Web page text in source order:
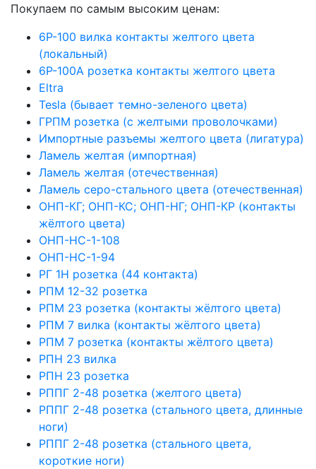
Покупаем по самым высоким ценам:
6Р-100 вилка контакты желтого цвета
(локальный)
6Р-100А розетка контакты желтого цвета
Eltra
Tesla (бывает темно-зеленого цвета)
ГРПМ розетка (с желтыми проволочками)
Импортные разъемы желтого цвета (лигатура)
Ламель желтая (импортная)
Ламель желтая (отечественная)
Ламель серо-стального цвета (отечественная)
ОНП-КГ; ОНП-КС; ОНП-НГ; ОНП-КР (контакты
жёлтого цвета)
ОНП-НС-1-108
ОНП-НС-1-94
РГ 1Н розетка (44 контакта)
РПМ 12-32 розетка
РПМ 23 розетка (контакты жёлтого цвета)
РПМ 7 вилка (контакты жёлтого цвета)
РПМ 7 розетка (контакты жёлтого цвета)
РПН 23 вилка
РПН 23 розетка
РППГ 2-48 розетка (желтого цвета)
РППГ 2-48 розетка (стального цвета, длинные
ноги)
РППГ 2-48 розетка (стального цвета,
короткие ноги)